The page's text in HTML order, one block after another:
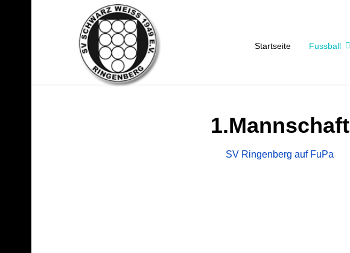
Startseite Fussball
1.Mannschaft
SV Ringenberg auf FuPa